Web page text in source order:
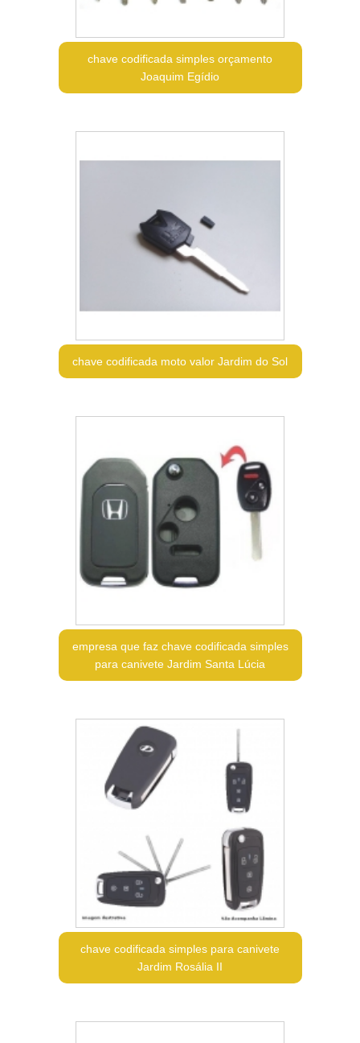
chave codificada simples orçamento
Joaquim Egídio
chave codificada moto valor Jardim do Sol
empresa que faz chave codificada simples
para canivete Jardim Santa Lúcia
chave codificada simples para canivete
Jardim Rosália II